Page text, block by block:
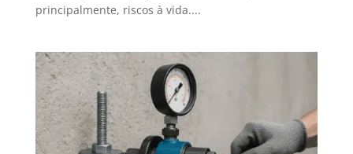
principalmente, riscos à vida....